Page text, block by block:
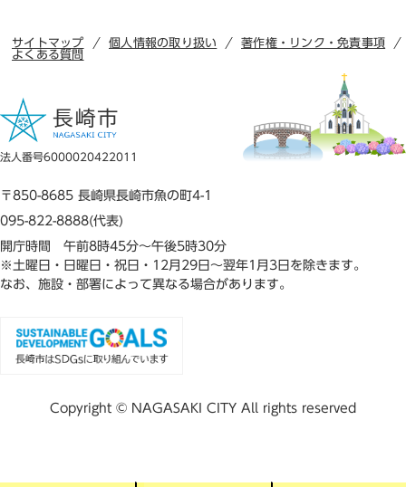
サイトマップ 個人情報の取り扱い
著作権・リンク・免責事項
よくある質問
法人番号6000020422011
〒850-8685 長崎県長崎市魚の町4-1
095-822-8888(代表)
開庁時間 午前8時45分～午後5時30分
※土曜日・日曜日・祝日・12月29日～翌年1月3日を除きます。
なお、施設・部署によって異なる場合があります。
Copyright © NAGASAKI CITY All rights reserved